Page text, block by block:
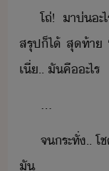
โถ​่​!​ ​า​่​ะ​
สรุป​็ไ้​ ​สุท้า​ ​‘​
เี่​..​ ​ั​คื​ะไร
...
จระทั่​..​ ​โ
ั